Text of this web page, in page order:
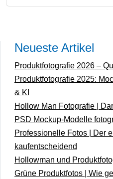
Neueste Artikel
Produktfotografie 2026 –
Produktfotografie 2025:
& KI
Hollow Man Fotografie |
PSD Mockup-Modelle
Professionelle Fotos | Der
kaufentscheidend
Hollowman und
Grüne Produktfotos | Wie